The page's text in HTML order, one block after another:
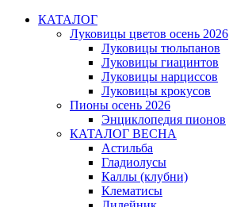
КАТАЛОГ
Луковицы цветов осень 2026
Луковицы тюльпанов
Луковицы гиацинтов
Луковицы нарциссов
Луковицы крокусов
Пионы осень 2026
Энциклопедия пионов
КАТАЛОГ ВЕСНА
Астильба
Гладиолусы
Каллы (клубни)
Клематисы